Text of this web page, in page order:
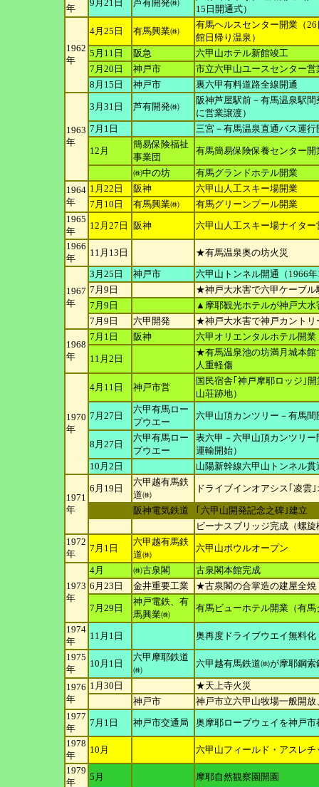
年
9月21日 芦有開発㈱
15日開通式）
1962
年
4月25日 有馬興業㈱
有馬ヘルスセンター開業（
館日帰り温泉）
5月11日
阪急
六甲山ホテル新館竣工
7月20日
神戸市
市立六甲山ユースセンター
8月15日
神戸市 裏六甲有料道路全線開通
1963
年
3月31日 芦有開発㈱
阪神芦屋駅前－有馬温泉駅
に営業譲渡）
7月1日
三宮－有馬温泉直通バス運行
12月
簡易保険福祉
事業団
有馬簡易保険保養センター
㈱中の坊
有馬グランドホテル開業
1964
年
1月22日 阪神
六甲山人工スキー場開業
7月10日
有馬興業㈱
有馬グリーンプール開業
1965
年
12月27日 阪神
六甲山人工スキー場ナイター
1966
年
11月13日 ★有馬温泉奥の坊火災
1967
年
3月25日 神戸市
六甲山トンネル開通（1966
7月9日
★神戸大水害で六甲ケーブル
7月9日
▲摩耶観光ホテルが神戸大水
7月9日
六甲開発 ★神戸大水害で神戸カント
1968
年
7月1日 阪神 六甲オリエンタルホテル開業
11月2日
★有馬温泉池の坊満月城本館
人重軽傷
1970
年
4月11日 神戸市営
国民宿舎｢神戸摩耶ロッジ｣
山荘跡地）
7月27日
六甲有馬ロー
プウエー
六甲山頂カンツリー－有馬間
8月27日
六甲有馬ロー
プウエー
表六甲－六甲山頂カンツリ
運輸開始）
10月2日
山陽新幹線六甲山トンネル
1971
年
6月19日
六甲越有馬鉄
道㈱
ドライブインオアシス｢凌雲
阪神電気鉄道
｢六甲山開発記念之碑｣建立
ビーナスブリッジ完成（螺
1972
年
7月1日
六甲越有馬鉄
道㈱
六甲山ボウルオープン
1973
年
4月 ㈱古泉閣
古泉閣本館完成
6月23日
金井重要工業 ★古泉閣の合掌造の建屋全焼
7月29日
神戸電鉄、有
馬興業㈱
有馬ビューホテル開業（有
1974
年
11月1日
奥再度ドライブウエイ無料化
1975
年
10月1日
六甲摩耶鉄道
㈱
六甲越有馬鉄道㈱が摩耶鋼
1976
年
1月30日
★天上寺火災
神戸市
神戸市立六甲山牧場一般開
1977
年
7月1日 神戸市交通局
奥摩耶ロープウェイを神戸
1978
年
10月
六甲山フィールド・アスレチ
1979
年
5月
摩耶自然観察園開園